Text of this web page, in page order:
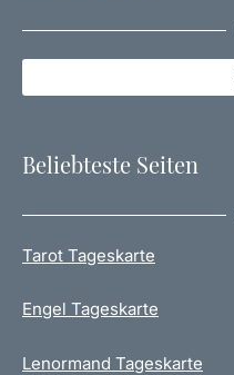
Beliebteste Seiten
Tarot Tageskarte
Engel Tageskarte
Lenormand Tageskarte